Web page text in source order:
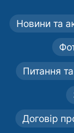
Новини та
Питання та
Договір